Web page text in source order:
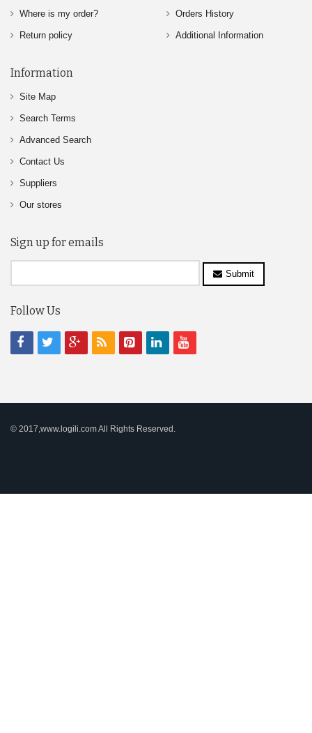
Where is my order?
Return policy
Orders History
Additional Information
Information
Site Map
Search Terms
Advanced Search
Contact Us
Suppliers
Our stores
Sign up for emails
Submit
Follow Us
© 2017,www.logili.com All Rights Reserved.